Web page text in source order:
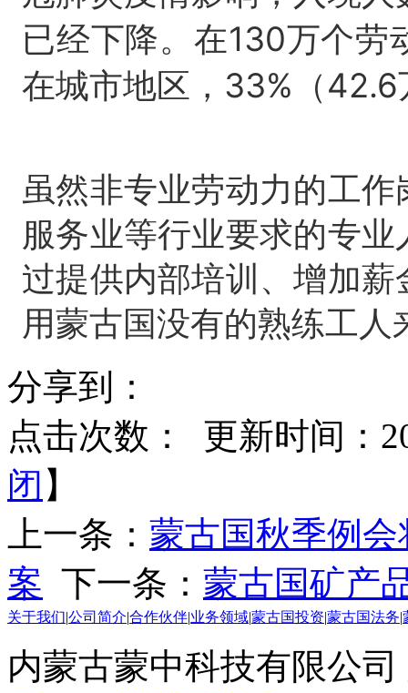
已经下降。在130万个劳
在城市地区，33%（
虽然非专业劳动力的工
服务业等行业要求的专
过提供内部培训、增加
用蒙古国没有的熟练工
分享到：
点击次数：
更新时间：
闭 】
上一条： 蒙古国秋季例
案 下一条： 蒙古国矿产
关于我们 公司简介 合作伙伴 业务领域 蒙古国投资 蒙古国法务
内蒙古蒙中科技有限公